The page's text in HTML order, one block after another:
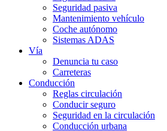
Seguridad pasiva
Mantenimiento vehículo
Coche autónomo
Sistemas ADAS
Vía
Denuncia tu caso
Carreteras
Conducción
Reglas circulación
Conducir seguro
Seguridad en la circulación
Conducción urbana